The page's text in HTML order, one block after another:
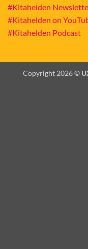
#Kitahelden
#Kitahelden on
#Kitahelden Podcast
Copyright 2026 ©